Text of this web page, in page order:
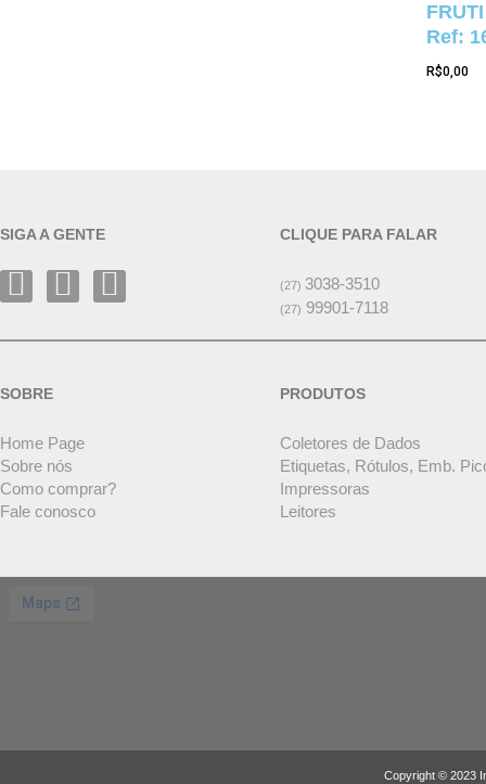
Ref:
R$0,00
SIGA A GENTE CLIQUE PARA FALAR
(27) 3038-3510
(27) 99901-7118
SOBRE
Home Page
Sobre nós
Como comprar?
Fale conosco
PRODUTOS
Coletores de Dados
Etiquetas, Rótulos, Emb.
Impressoras
Leitores
Copyright © 2023